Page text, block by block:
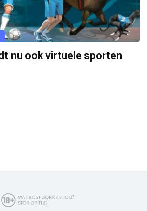
nu ook virtuele sporten